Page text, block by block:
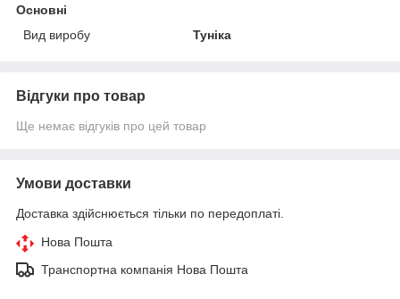
Основні
Вид виробу
Туніка
Відгуки про товар
Ще немає відгуків про цей товар
Умови доставки
Доставка здійснюється тільки по передоплаті.
Нова Пошта
Транспортна компанія Нова Пошта